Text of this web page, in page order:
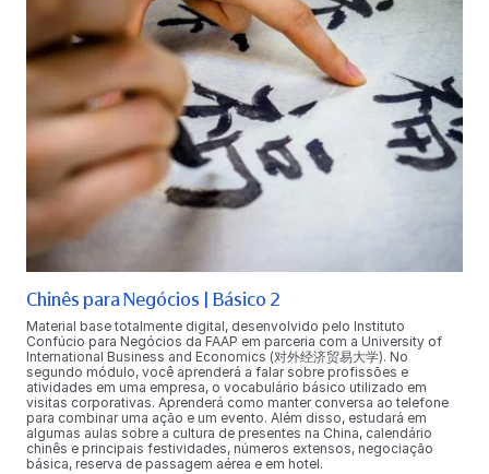
Chinês para Negócios | Básico 2
Material base totalmente digital, desenvolvido pelo Instituto
Confúcio para Negócios da FAAP em parceria com a University of
International Business and Economics (对外经济贸易大学). No
segundo módulo, você aprenderá a falar sobre profissões e
atividades em uma empresa, o vocabulário básico utilizado em
visitas corporativas. Aprenderá como manter conversa ao telefone
para combinar uma ação e um evento. Além disso, estudará em
algumas aulas sobre a cultura de presentes na China, calendário
chinês e principais festividades, números extensos, negociação
básica, reserva de passagem aérea e em hotel.